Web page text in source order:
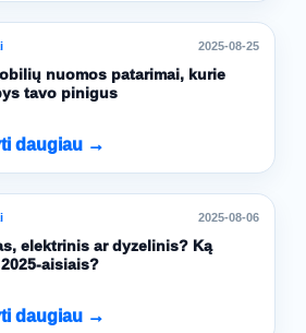
2025-08-25
nuomos patarimai, kurie
tavo pinigus
daugiau →
2025-08-06
elektrinis ar dyzelinis? Ką
aisiais?
daugiau →